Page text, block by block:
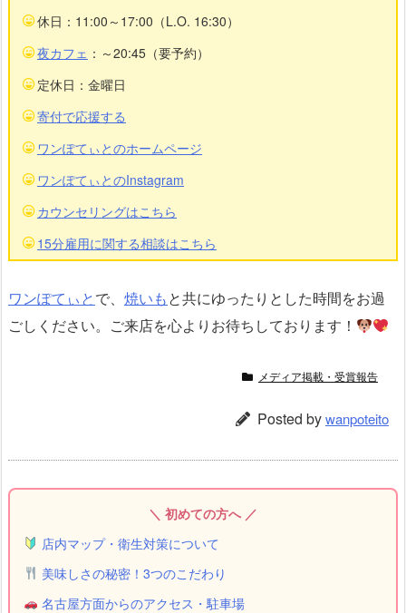
休日：11:00～17:00（L.O. 16:30）
夜カフェ ：～20:45（要予約）
定休日：金曜日
寄付で応援する
ワンぽてぃとのホームページ
ワンぽてぃとのInstagram
カウンセリングはこちら
15分雇用に関する相談はこちら
ワンぽてぃとで、 焼いもと共にゆったりとした時間をお過
ごしください。ご来店を心よりお待ちしております！
メディア掲載・受賞報告
Posted bywanpoteito
＼ 初めての方へ ／
店内マップ・衛生対策について
美味しさの秘密！3つのこだわり
名古屋方面からのアクセス・駐車場